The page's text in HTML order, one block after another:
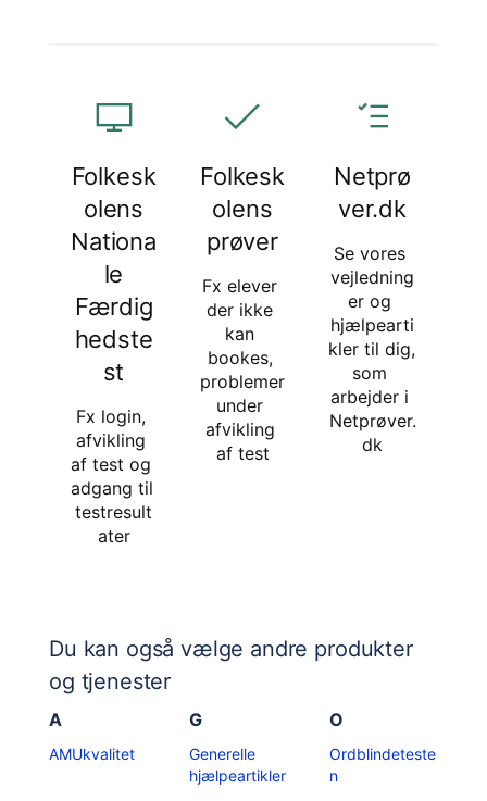
Folkesk
olens
Nationa
le
Færdig
hedste
st
Fx login,
afvikling
af test og
adgang til
testresult
ater
Folkesk
olens
prøver
Fx elever
der ikke
kan
bookes,
problemer
under
afvikling
af test
Netprø
ver.dk
Se vores
vejledning
er og
hjælpearti
kler til dig,
som
arbejder i
Netprøver.
dk
Du kan også vælge andre produkter
og tjenester
A
AMUkvalitet
G
Generelle
hjælpeartikler
O
Ordblindeteste
n